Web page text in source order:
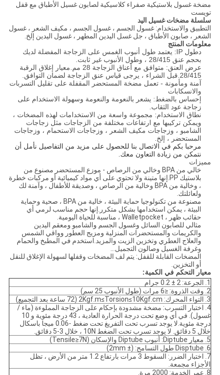
مضخة غسول بلاستيكية صفراء كلاسيكية لصابون غسيل الأطباق مع قفل
تويست
سلسلة مضخات غسيل اليد
التطبيق والاستخدام: غسول الجسم ، غسول الجسم ، مكيف الشعر ، غسول
الشعر ، صابون الأطباق ، جل غسل اليدين المطهر ، غسول اليدين إلخ.
معلومات المنتج
د
طول IP: يعتمد طول أنبوب الغمس على الزجاجة المفضلة لديك
بحجم عنق 28/415 ، وطول الأنبوب غير ثابت.
عرض العنق: متوافق مع أعناق الزجاجة 28 مم.معيار إغلاق الرقبة
28/415.قبل الشراء ، يرجى قياس عنق الزجاجة لضمان التوافق.
آمنة ومأمونة - تعمل مضخة المستحضر المقفلة على تقليل التسربات
والانسكابات
إحساس بالضغط: يشعر بالنعومة والنعومة وسهولة الاستخدام على
زجاجة عود الثقاب.
نطاق الاستخدام: مجموعة واسعة من الاستخدامات لهذه المضخات ،
ويمكن تركيبها مع ارتفاعات مختلفة من الزجاجات مثل زجاجات
الشامبو ، وزجاجات مكيف الشعر ، وزجاجات الاستحمام ، وزجاجات
المستحضر ، إلخ.
مرحبا بكم في الاتصال بنا للحصول على مزيد من التفاصيل نأمل أن
نتمكن من زيادة التعاون معك.
مميزات
خالي من BPA وخالي من الرصاص - موزع المستحضر مصنوع من
بلاستيك PP.إنها متينة ولا تحتوي على أي مواد كيميائية أو مركبات خطرة
، وخالية من BPA وخالية من الرصاص ، وصديقة للأطفال ، وآمنة لك
ولعائلتك.
مصنوعة من تكنولوجيا حماية البيئة ، خالية من BPA ، صحية وحماية
البيئة ، يمكن استخدامها بشكل متكرر.إنها حجم مناسب لرمي أي
حقائب ظهر ، Walletpocket ، مناسبة للحياة اليومية.
مثالي للصابون السائل وغسول الجسم والشامبو ومعقم اليدين
والكريمات والمستحضرات المنزلية ومزيج العطور وواقي الشمس
والعلاج العطري وتخزين الزيت والمزيد.استخدم في المطبخ والحمام
وغرفة الغسيل وصالون التجميل...
المضخات القابلة للقفل: يتم لف المضخات وقفلها لسهولة الإغلاق للنقل
أو التخزين.
معيار التحكم في الكمية:
1. الجرعة: 2 ± 0.2 جرام
2. وقت الذروة: ≤6 مرات (طول الأنبوب 25 سم)
3. التواء المحرك: 2Kgf.m≤Torsion≤10Kgf.cm (72 ساعة بعد التجميع)
4. اختبار التسرب: مضخة مشدودة بإحكام على الزجاجة المملوءة (ماء /
غسول). في أي وضع تحت درجة الحرارة العادية ، 43 درجة مئوية و 10
درجة مئوية.لا يوجد تسرب تحت التفريغ تحت ضغط -0.06 ميجا باسكال
خلال 5 دقائق. لا يوجد تسرب تحت الضغط 10N ، خلال 3-5 دقائق.
5. معيار Diptube: أنبوب Diptube والإسكان (Tensile≥7N)
6. Disptube طول التسامح: (± 2mm)
7. اختبار الضرر: السقوط 3 مرات بارتفاع 1.2 متر من الأرض ، تظل
الأجزاء مجمعة.
8. عمر الخدمة: 2000 مرة.